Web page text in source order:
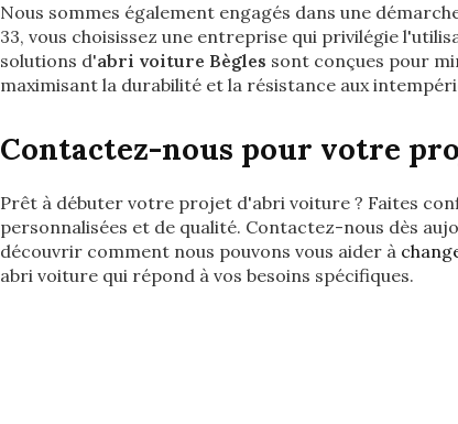
Nous sommes également engagés dans une
33, vous choisissez une entreprise qui privilégie
solutions d'abri voiture Bègles sont conçues pour
maximisant la durabilité et la résistance aux
Contactez-nous pour votre
Prêt à débuter votre projet d'abri voiture ? Faites
personnalisées et de qualité. Contactez-nous dès
découvrir comment nous pouvons vous aider à
abri voiture qui répond à vos besoins spécifiques.